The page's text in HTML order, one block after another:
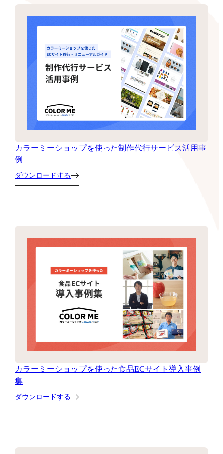
カラーミーショップを使った制作代行サービス活用事
例
ダウンロードする
カラーミーショップを使った食品ECサイト導入事例
集
ダウンロードする